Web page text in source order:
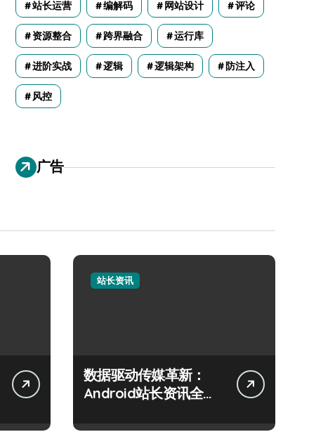
站长运营 编解码 网站设计 评论
资源整合 跨界融合 运行库
进阶实战 逻辑 逻辑架构 防注入
风控
广告
站长资讯
数据驱动传媒革新：
Android站长资讯全攻